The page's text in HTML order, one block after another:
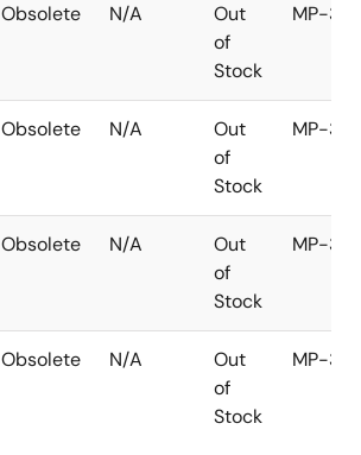
Obsolete N/A
Out
of
Stock
MP-3Z
Obsolete N/A
Out
of
Stock
MP-3Z
Obsolete N/A
Out
of
Stock
MP-3Z
Obsolete N/A
Out
of
Stock
MP-3Z